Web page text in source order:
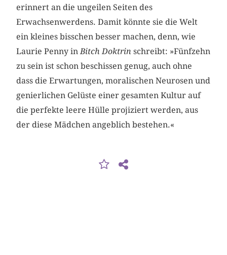
erinnert an die ungeilen Seiten des
Erwachsenwerdens. Damit könnte sie die Welt
ein kleines bisschen besser machen, denn, wie
Laurie Penny inBitch Doktrin schreibt: »Fünfzehn
zu sein ist schon beschissen genug, auch ohne
dass die Erwartungen, moralischen Neurosen und
genierlichen Gelüste einer gesamten Kultur auf
die perfekte leere Hülle projiziert werden, aus
der diese Mädchen angeblich bestehen.«